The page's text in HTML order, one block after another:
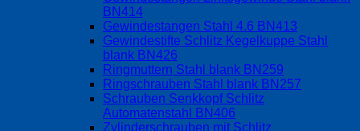
BN414
Gewindestangen Stahl 4.6 BN413
Gewindestifte Schlitz Kegelkuppe Stahl
blank BN426
Ringmuttern Stahl blank BN259
Ringschrauben Stahl blank BN257
Schrauben Senkkopf Schlitz
Automatenstahl BN406
Zylinderschrauben mit Schlitz